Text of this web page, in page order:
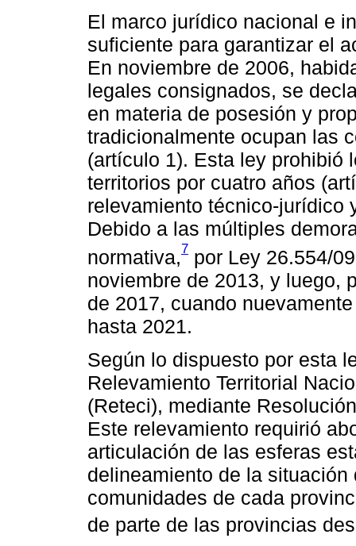
El marco jurídico nacional e
suficiente para garantizar el
En noviembre de 2006,
legales consignados, se
en materia de posesión y
tradicionalmente ocupan las
(artículo 1). Esta ley prohibió
territorios por cuatro años
relevamiento técnico-jurídico
Debido a las múltiples
normativa,7 por Ley 26.554/
noviembre de 2013, y luego,
de 2017, cuando
hasta 2021.
Según lo dispuesto por esta
Relevamiento Territorial
(Reteci), mediante
Este relevamiento requirió
articulación de las esferas
delineamiento de la
comunidades de cada
de parte de las provincias